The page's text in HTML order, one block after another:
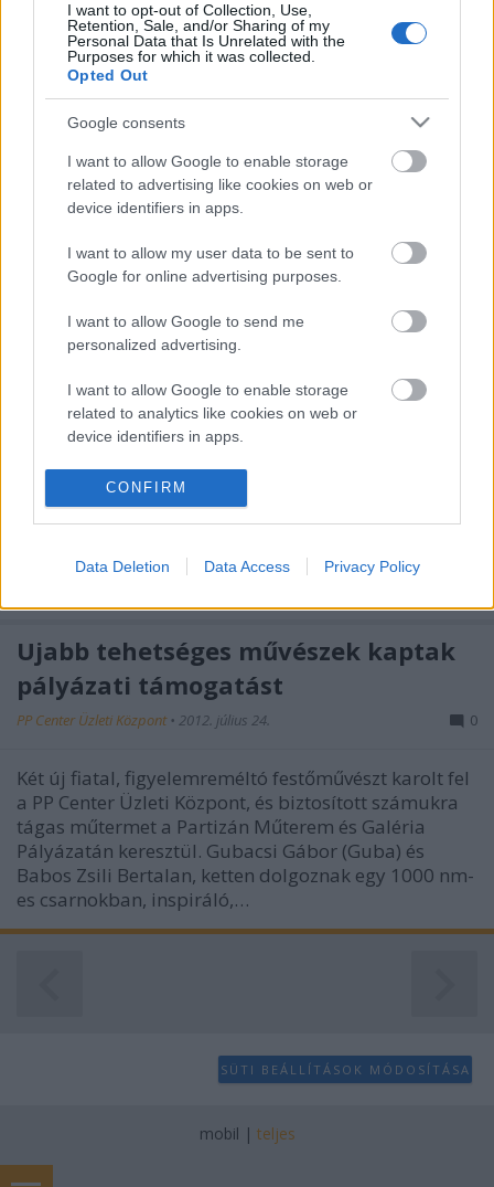
I want to opt-out of Collection, Use,
Retention, Sale, and/or Sharing of my
Personal Data that Is Unrelated with the
Purposes for which it was collected.
Opted Out
Google consents
I want to allow Google to enable storage
related to advertising like cookies on web or
device identifiers in apps.
I want to allow my user data to be sent to
Google for online advertising purposes.
I want to allow Google to send me
personalized advertising.
I want to allow Google to enable storage
related to analytics like cookies on web or
device identifiers in apps.
I want to allow Google to enable storage
related to functionality of the website or app.
related to personalization.
related to security, including authentication
functionality and fraud prevention, and other
user protection.
CONFIRM
Data Deletion Data Access Privacy Policy
Ezer Ákos - Try not to laugh
challenge #020 // kiállításmegnyitó
fotók
PP Center Üzleti Központ •2020. október 21.
Az Artkartell projectspace nagy örömmel mutatta be
a feltörekvő fiatal festőművész, Ezer Ákos egyéni
kiállítását. A Try not to laugh challenge #020 című
anyag a legfrissebb festményeket és
groteszk, fejtetőre állított művészeti univerzumából,
Újabb tehetséges művészek kaptak
pályázati támogatást
PP Center Üzleti Központ • 2012. július 24. 0
Két új fiatal, figyelemreméltó festőművészt karolt fel
a PP Center Üzleti Központ, és biztosított számukra
tágas műtermet a Partizán Műterem és Galéria
Pályázatán keresztül. Gubacsi Gábor (Guba) és
Babos Zsili Bertalan, ketten dolgoznak egy 1000 nm-
es csarnokban, inspiráló,…
SÜTI BEÁLLÍTÁSOK MÓDOSÍTÁSA
mobil | teljes